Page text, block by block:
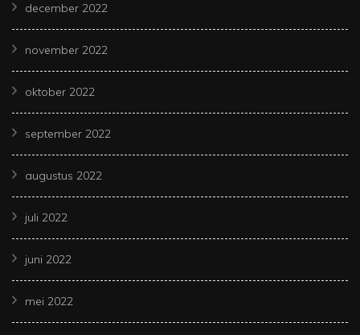
december 2022
november 2022
oktober 2022
september 2022
augustus 2022
juli 2022
juni 2022
mei 2022